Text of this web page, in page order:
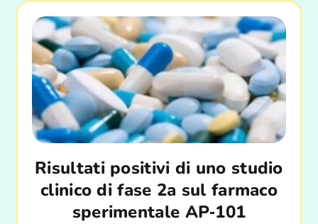
Risultati positivi di uno studio
clinico di fase 2a sul farmaco
sperimentale AP‑101